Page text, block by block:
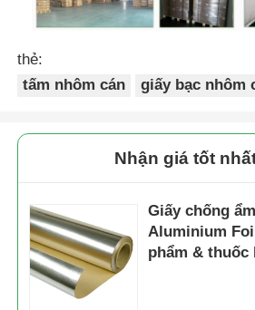
thẻ:
tấm nhôm cán
giấy bạc nhôm
Nhận giá tốt
Giấy chống
Aluminium
phẩm & thuốc